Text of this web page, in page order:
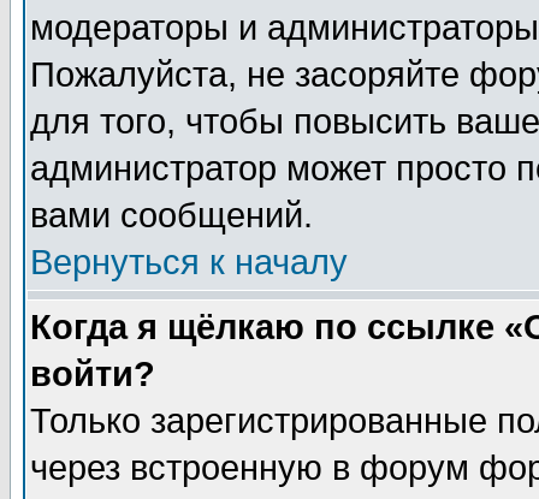
модераторы и
Пожалуйста, не засоряйте
для того, чтобы повысить
администратор может просто
вами сообщений.
Вернуться к началу
Когда я щёлкаю по ссылке
войти?
Только зарегистрированные
через встроенную в форум